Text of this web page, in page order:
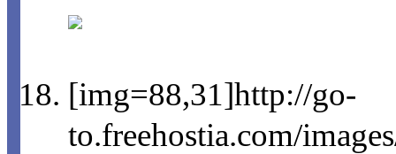
[img=88,31]http://go-
to.freehostia.com/